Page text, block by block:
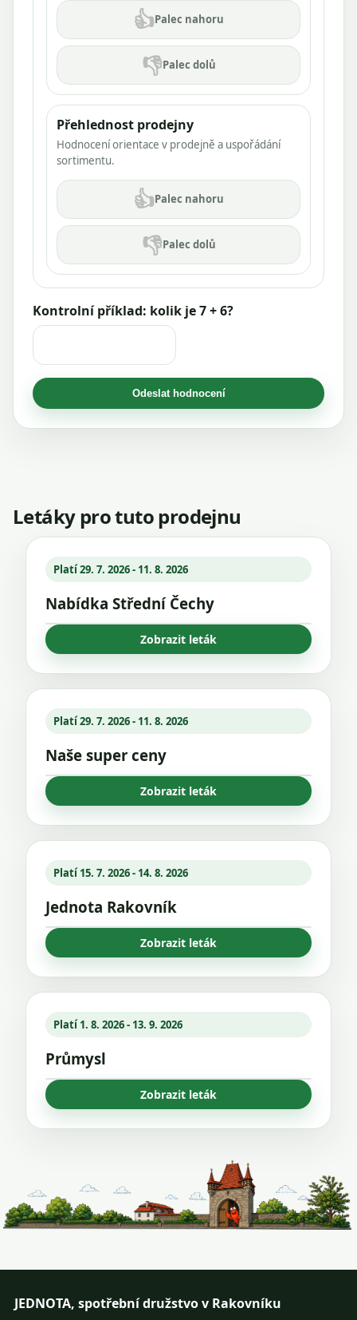
👍Palec nahoru
👎Palec dolů
Přehlednost prodejny
Hodnocení orientace v prodejně a uspořádání
sortimentu.
👍Palec nahoru
👎Palec dolů
Kontrolní příklad: kolik je 7 + 6?
Odeslat hodnocení
Letáky pro tuto prodejnu
Platí 29. 7. 2026 - 11. 8. 2026
Nabídka Střední Čechy
Zobrazit leták
Platí 29. 7. 2026 - 11. 8. 2026
Naše super ceny
Zobrazit leták
Platí 15. 7. 2026 - 14. 8. 2026
Jednota Rakovník
Zobrazit leták
Platí 1. 8. 2026 - 13. 9. 2026
Průmysl
Zobrazit leták
JEDNOTA, spotřební družstvo v Rakovníku